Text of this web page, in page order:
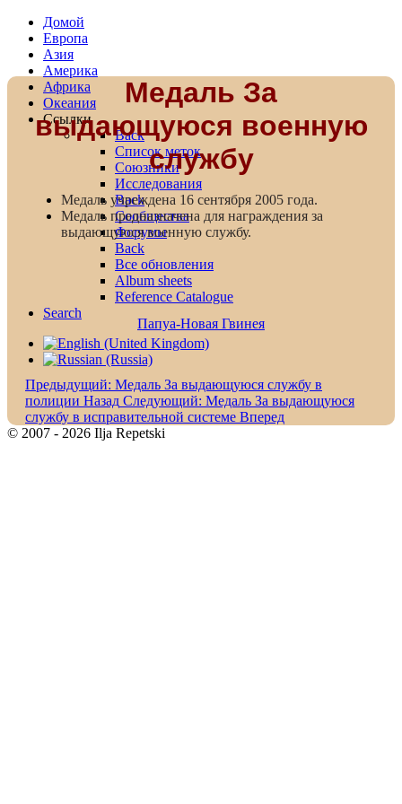
Домой
Европа
Азия
Америка
Африка
Океания
Ссылки
Back
Список меток
Союзники
Исследования
Back
Сообщества
Форумы
Back
Все обновления
Album sheets
Reference Catalogue
Search
Медаль За
выдающуюся военную
службу
Медаль учреждена 16 сентября 2005 года.
Медаль предназначена для награждения за
выдающуюся военную службу.
Папуа-Новая Гвинея
Предыдущий: Медаль За выдающуюся службу в
полиции Назад Следующий: Медаль За выдающуюся
службу в исправительной системе Вперед
© 2007 - 2026 Ilja Repetski